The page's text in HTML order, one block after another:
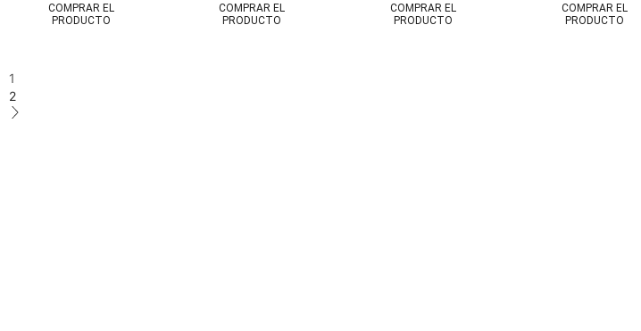
COMPRAR EL
PRODUCTO
COMPRAR EL
PRODUCTO
COMPRAR EL
PRODUCTO
COMPRAR EL
PRODUCTO
1
2